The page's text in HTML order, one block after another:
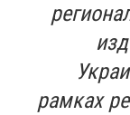
рамках